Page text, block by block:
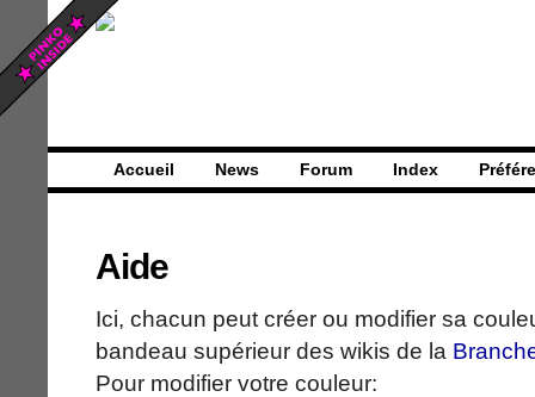
Accueil News Forum Index
Aide
Ici, chacun peut créer ou modifier sa
bandeau supérieur des wikis de la
Pour modifier votre couleur: